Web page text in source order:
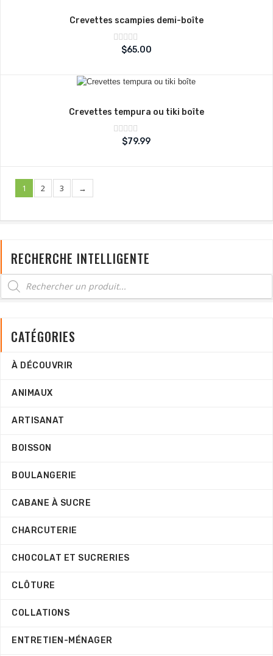
Crevettes scampies demi-boîte
Note
sur
$65.00
Crevettes tempura ou tiki boîte
Note
sur
$79.99
1 2 3 →
RECHERCHE INTELLIGENTE
CATÉGORIES
À DÉCOUVRIR
ANIMAUX
ARTISANAT
BOISSON
BOULANGERIE
CABANE À SUCRE
CHARCUTERIE
CHOCOLAT ET SUCRERIES
CLÔTURE
COLLATIONS
ENTRETIEN-MÉNAGER